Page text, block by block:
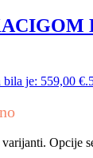
je: 559,00 €.
Opcije